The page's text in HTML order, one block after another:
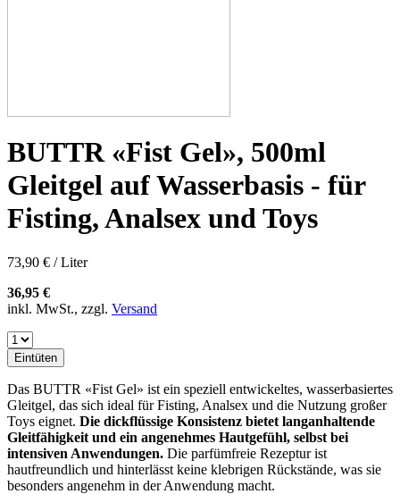
BUTTR «Fist Gel», 500ml
Gleitgel auf Wasserbasis - für
Fisting, Analsex und Toys
73,90 € / Liter
36,95 €
inkl. MwSt., zzgl. Versand
Eintüten
Das BUTTR «Fist Gel» ist ein speziell entwickeltes, wasserbasiertes
Gleitgel, das sich ideal für Fisting, Analsex und die Nutzung großer
Toys eignet. Die dickflüssige Konsistenz bietet langanhaltende
Gleitfähigkeit und ein angenehmes Hautgefühl, selbst bei
intensiven Anwendungen. Die parfümfreie Rezeptur ist
hautfreundlich und hinterlässt keine klebrigen Rückstände, was sie
besonders angenehm in der Anwendung macht.